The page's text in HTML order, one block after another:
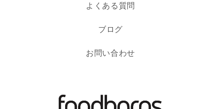
よくある質問
ブログ
お問い合わせ